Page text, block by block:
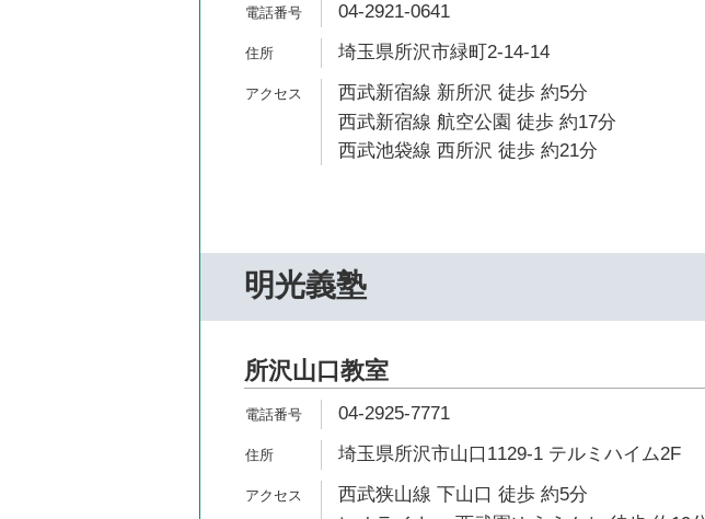
04-2921-0641
埼玉県所沢市緑町2-14-14
西武新宿線 新所沢 徒歩 約5分
西武新宿線 航空公園 徒歩 約17分
西武池袋線 西所沢 徒歩 約21分
明光義塾
所沢山口教室
04-2925-7771
埼玉県所沢市山口1129-1 テルミハイム2F
西武狭山線 下山口 徒歩 約5分